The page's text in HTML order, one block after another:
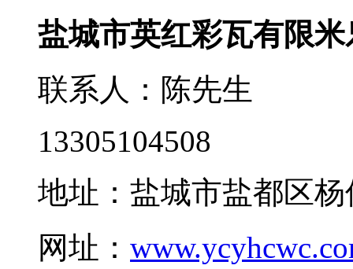
盐城市英红彩瓦有限
联系人：陈先生
13305104508
地址：盐城市盐都区
网址：